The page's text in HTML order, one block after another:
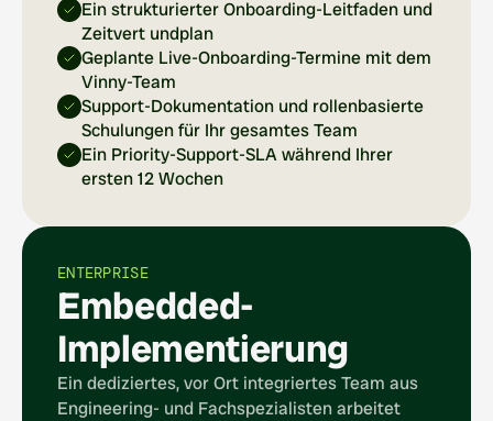
Ein strukturierter Onboarding-Leitfaden und
Zeitvert undplan
Geplante Live-Onboarding-Termine mit dem
Vinny-Team
Support-Dokumentation und rollenbasierte
Schulungen für Ihr gesamtes Team
Ein Priority-Support-SLA während Ihrer
ersten 12 Wochen
ENTERPRISE
Embedded-
Implementierung
Ein dediziertes, vor Ort integriertes Team aus
Engineering- und Fachspezialisten arbeitet